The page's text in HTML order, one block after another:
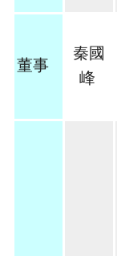
董事
秦國
峰